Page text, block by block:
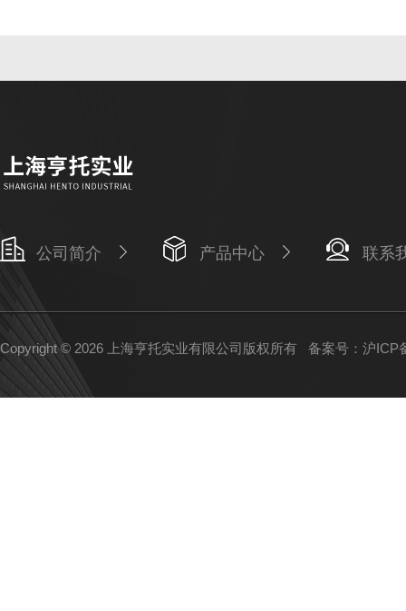
公司简介 产品中心 联系
Copyright © 2026 上海亨托实业有限公司版权所有 备案号：沪ICP